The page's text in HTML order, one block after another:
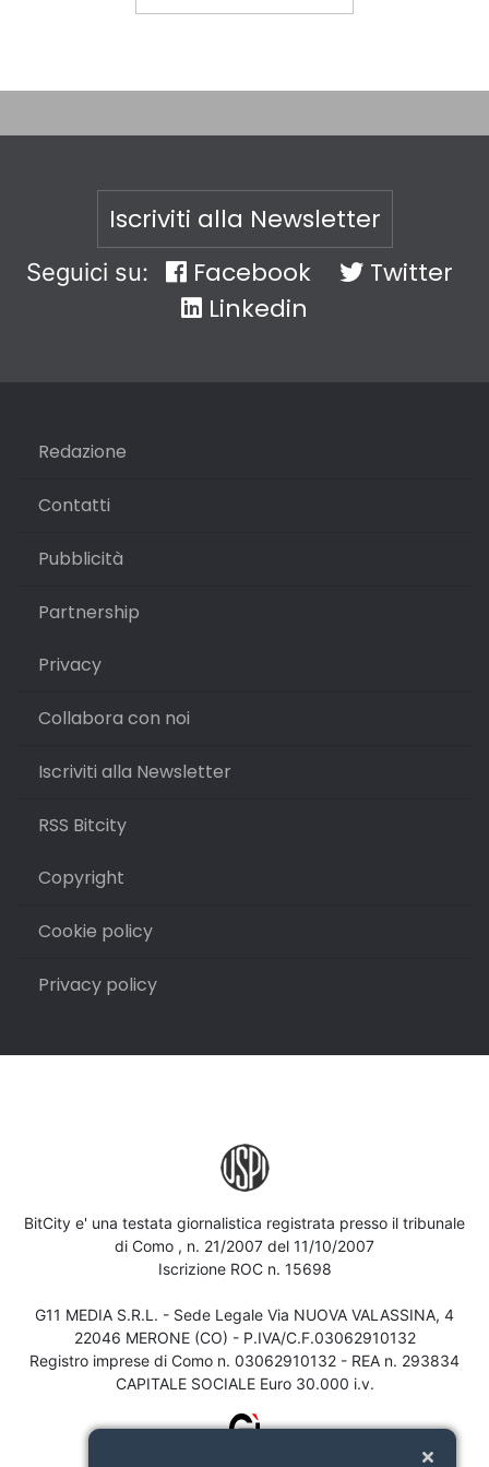
Iscriviti alla Newsletter
Seguici su: Facebook
Twitter
Linkedin
Redazione
Contatti
Pubblicità
Partnership
Privacy
Collabora con noi
Iscriviti alla Newsletter
RSS Bitcity
Copyright
Cookie policy
Privacy policy
BitCity e' una testata giornalistica registrata presso il tribunale
di Como , n. 21/2007 del 11/10/2007
Iscrizione ROC n. 15698
G11 MEDIA S.R.L. - Sede Legale Via NUOVA VALASSINA, 4
22046 MERONE (CO) - P.IVA/C.F.03062910132
Registro imprese di Como n. 03062910132 - REA n. 293834
CAPITALE SOCIALE Euro 30.000 i.v.